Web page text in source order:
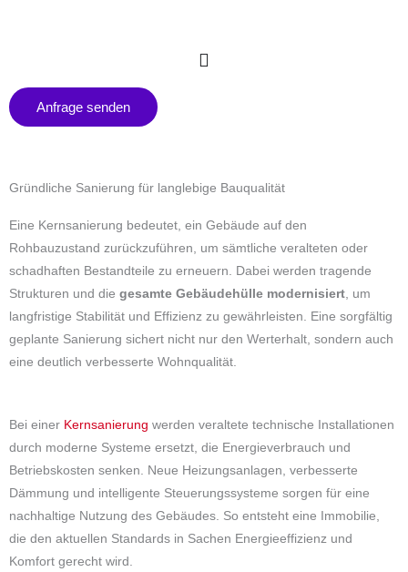
Anfrage senden
Gründliche Sanierung für langlebige Bauqualität
Eine Kernsanierung bedeutet, ein Gebäude auf den
Rohbauzustand zurückzuführen, um sämtliche veralteten oder
schadhaften Bestandteile zu erneuern. Dabei werden tragende
Strukturen und die gesamte Gebäudehülle modernisiert, um
langfristige Stabilität und Effizienz zu gewährleisten. Eine sorgfältig
geplante Sanierung sichert nicht nur den Werterhalt, sondern auch
eine deutlich verbesserte Wohnqualität.
Bei einer Kernsanierung werden veraltete technische Installationen
durch moderne Systeme ersetzt, die Energieverbrauch und
Betriebskosten senken. Neue Heizungsanlagen, verbesserte
Dämmung und intelligente Steuerungssysteme sorgen für eine
nachhaltige Nutzung des Gebäudes. So entsteht eine Immobilie,
die den aktuellen Standards in Sachen Energieeffizienz und
Komfort gerecht wird.